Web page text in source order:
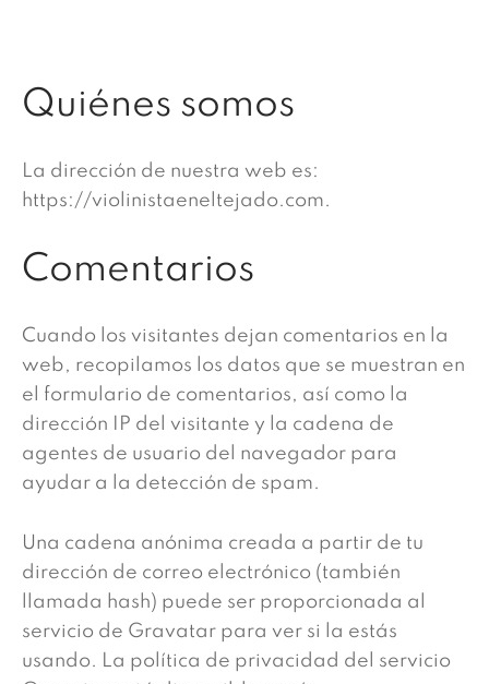
Quiénes somos
La dirección de nuestra web es:
https://violinistaeneltejado.com.
Comentarios
Cuando los visitantes dejan comentarios en la
web, recopilamos los datos que se muestran en
el formulario de comentarios, así como la
dirección IP del visitante y la cadena de
agentes de usuario del navegador para
ayudar a la detección de spam.
Una cadena anónima creada a partir de tu
dirección de correo electrónico (también
llamada hash) puede ser proporcionada al
servicio de Gravatar para ver si la estás
usando. La política de privacidad del servicio